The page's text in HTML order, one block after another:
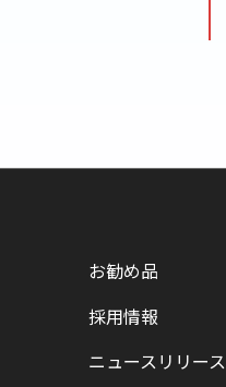
お勧め品
採用情報
ニュースリリース